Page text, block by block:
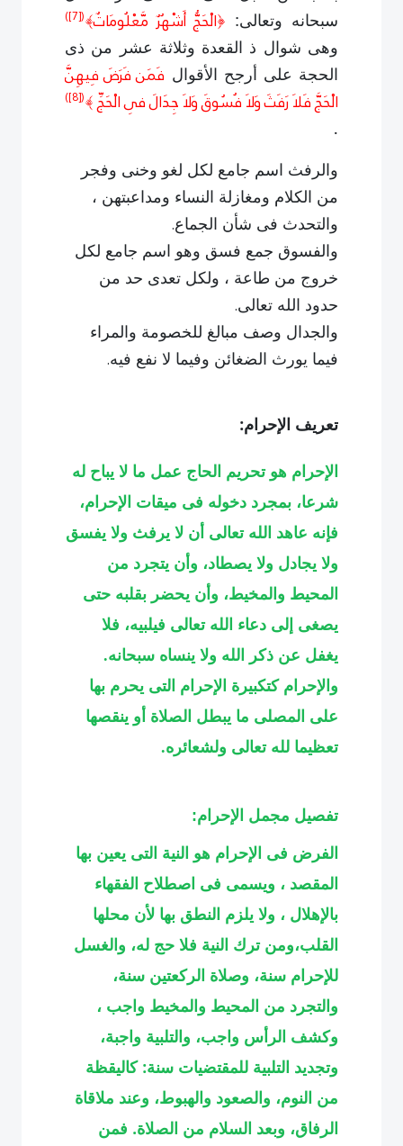
سبحانه وتعالى: ﴿الْحَجُّ أَشْهُرٌ مَّعْلُومَاتٌ﴾(
[7]
)
وهى شوال ذ القعدة وثلاثة عشر من ذى
الحجة على أرجح الأقوال فَمَن فَرَضَ فِيهِنَّ
الْحَجَّ فَلاَ رَفَثَ وَلاَ فُسُوقَ وَلاَ جِدَالَ فِى الْحَجِّ ﴾(
[8]
)
.
والرفث اسم جامع لكل لغو وخنى وفجر
من الكلام ومغازلة النساء ومداعبتهن ،
والتحدث فى شأن الجماع.
والفسوق جمع فسق وهو اسم جامع لكل
خروج من طاعة ، ولكل تعدى حد من
حدود الله تعالى.
والجدال وصف مبالغ للخصومة والمراء
فيما يورث الضغائن وفيما لا نفع فيه.
تعريف الإحرام:
الإحرام هو تحريم الحاج عمل ما لا يباح له
شرعا، بمجرد دخوله فى ميقات الإحرام،
فإنه عاهد الله تعالى أن لا يرفث ولا يفسق
ولا يجادل ولا يصطاد، وأن يتجرد من
المحيط والمخيط، وأن يحضر بقلبه حتى
يصغى إلى دعاء الله تعالى فيلبيه، فلا
يغفل عن ذكر الله ولا ينساه سبحانه.
والإحرام كتكبيرة الإحرام التى يحرم بها
على المصلى ما يبطل الصلاة أو ينقصها
تعظيما لله تعالى ولشعائره.
تفصيل مجمل الإحرام:
الفرض فى الإحرام هو النية التى يعين بها
المقصد ، ويسمى فى اصطلاح الفقهاء
بالإهلال ، ولا يلزم النطق بها لأن محلها
القلب،ومن ترك النية فلا حج له، والغسل
للإحرام سنة، وصلاة الركعتين سنة،
والتجرد من المحيط والمخيط واجب ،
وكشف الرأس واجب، والتلبية واجبة،
وتجديد التلبية للمقتضيات سنة: كاليقظة
من النوم، والصعود والهبوط، وعند ملاقاة
الرفاق، وبعد السلام من الصلاة. فمن